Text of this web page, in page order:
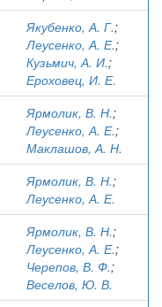
Якубенко, А. Г.;
Леусенко, А. Е.;
Кузьмич, А. И.;
Ероховец, И. Е.
Ярмолик, В. Н.;
Леусенко, А. Е.;
Маклашов, А. Н.
Ярмолик, В. Н.;
Леусенко, А. Е.
Ярмолик, В. Н.;
Леусенко, А. Е.;
Черепов, В. Ф.;
Веселов, Ю. В.